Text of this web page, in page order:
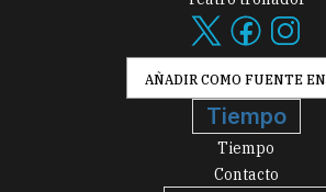
AÑADIR COMO FUENTE EN
Tiempo
Tiempo
Contacto